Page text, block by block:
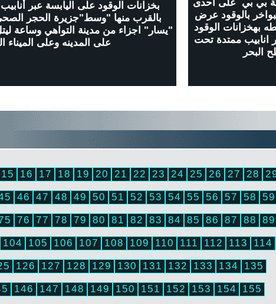
بخزانات الوقود على اليابسة عبر
بالقرب منها "وسط"جزيرة الحجر
على المدينه وعلى الميناء
بي بي على احدى
بالوقود عرض
بهخزانات الوقود
انابيب ممتدة تحت
البحر
15 16 17 18 19 20 21 22 23 24 25 26 27 28
46 47 48 49 50 51 52 53 54 55 56 57 58 59
76 77 78 79 80 81 82 83 84 85 86 87 88 89
104 105 106 107 108 109 110 111 112 113 114
126 127 128 129 130 131 132 133 134
135
146 147 148 149 150 151 152 153 154 155